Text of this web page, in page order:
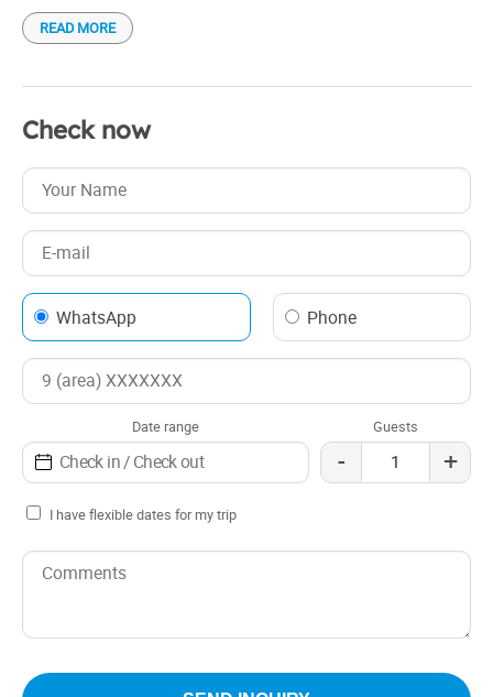
Refrigerator
Satellite TV
Wake-up call
The cabins with handcrafted stone roofs are for 4 and 6
(bathtub) in two of them and in the other a full bathroom
and a toilet, two bedrooms (one double en suite), living
room, dining room, breakfast room and large windows for
you to enjoy nature. .
The cabins are in the Epulafquen neighborhood, 3 km
from the Villa and 400 meters. from the resort of Lake
Correntoso and the Correntoso River (trout fishing area).
READ MORE
Check now
WhatsApp Phone
Date range Guests
- +
I have flexible dates for my trip